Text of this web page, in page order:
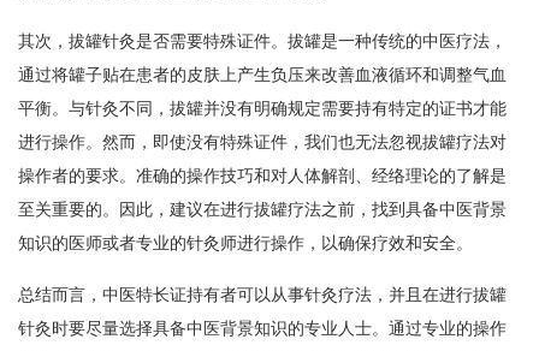
其次，拔罐针灸是否需要特殊证件。拔罐是一种传统的中医疗法，
通过将罐子贴在患者的皮肤上产生负压来改善血液循环和调整气血
平衡。与针灸不同，拔罐并没有明确规定需要持有特定的证书才能
进行操作。然而，即使没有特殊证件，我们也无法忽视拔罐疗法对
操作者的要求。准确的操作技巧和对人体解剖、经络理论的了解是
至关重要的。因此，建议在进行拔罐疗法之前，找到具备中医背景
知识的医师或者专业的针灸师进行操作，以确保疗效和安全。
总结而言，中医特长证持有者可以从事针灸疗法，并且在进行拔罐
针灸时要尽量选择具备中医背景知识的专业人士。通过专业的操作